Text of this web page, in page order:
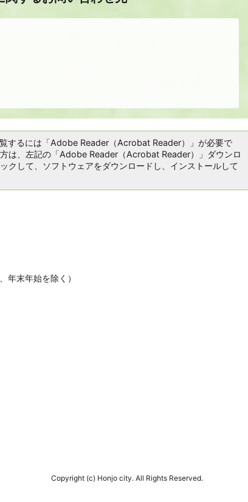
するには「Adobe Reader（Acrobat Reader）」が必要で
は、左記の「Adobe Reader（Acrobat Reader）」ダウンロ
クして、ソフトウェアをダウンロードし、インストールして
年末年始を除く）
Copyright (c) Honjo city. All Rights Reserved.